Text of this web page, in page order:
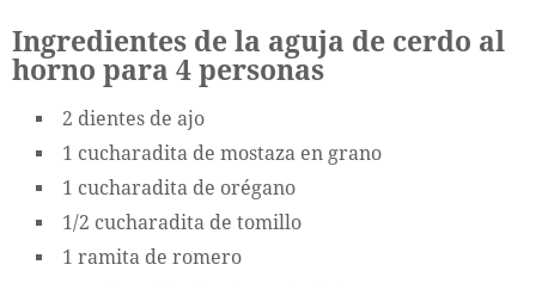
Ingredientes de la aguja de cerdo al
horno para 4 personas
2 dientes de ajo
1 cucharadita de mostaza en grano
1 cucharadita de orégano
1/2 cucharadita de tomillo
1 ramita de romero